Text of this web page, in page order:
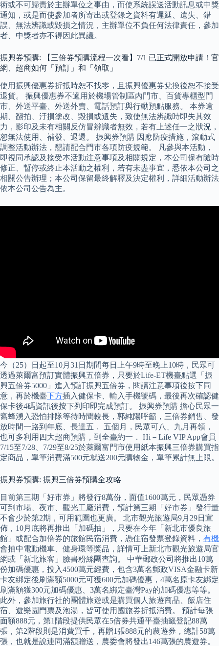
術或不可歸責於主辦單位之事由，而使系統誤送活動訊息或中獎
通知，或是而使參加者所寄出或登錄之資料有遲延、遺失、錯
誤、無法辨識或毀損之情況，主辦單位不負任何法律責任，參加
者、中獎者亦不得因此異議。
振興券預購: 【三倍券預購流程一次看】7/1 已正式開放申請！官
網、超商如何「預訂」和「領取」
使用振興優惠券折抵時恕不找零，且振興優惠券兌換後恕不接受
退貨。 振興優惠券不適用於機場管制區內門市、百貨專櫃型門
市、外送平臺、外送外賣、電話預訂與行動預點服務。 本券逾
期、翻拍、汙損塗改、毀損或遺失，致使無法辨識時即失其效
力，影印及未有相關反仿冒辨識者無效，若有上述任一之狀況，
恕無法使用、補發、退還。 振興券預購 因應防疫措施，滾動式
調整活動辦法，懇請配合門市各項防疫規範。 凡參與本活動，
即視同承認及接受本活動注意事項及相關規定，本公司保有隨時
修正、暫停或終止本活動之權利，若有未盡事宜，悉依本公司之
相關公告辦理；本公司保留最終解釋及決定權利，詳細活動辦法
依本公司公告為主。
今（25）日起至10月31日期間每日上午9時至晚上10時，民眾可
透過萊爾富預訂實體振興五倍券，只要於Life-ET機臺點選「振
興五倍券5000」進入預訂振興五倍券，閱讀注意事項後按下同
意，再於機臺下方插入健保卡、輸入手機號碼，最後再次確認健
保卡後4碼資訊後按下列印即完成預訂。 振興券預購 擔心民眾一
窩蜂湧入恐怕排隊等待時間較長，郭純陽呼籲，三倍券銷售、發
放時間一路到年底、長達五． 五個月，民眾可八、九月再領，
也可多利用四大超商預購，到全臺約一． Hi－Life VIP App會員
7/15至7/28、7/29至8/25於萊爾富門市使用紙本振興三倍券購買指
定商品，單筆消費滿500元就送200元購物金，單筆累計無上限。
振興券預購: 振興三倍券預購全攻略
目前第三期「好市券」將發行8萬份，面值1600萬元，民眾憑券
可到市場、夜市、觀光工廠消費，預計第三期「好市券」發行量
不會少於第2期，可用範圍也更廣。 北市觀光旅遊局9月29日宣
佈，10月底將再推出「加碼抽」，只要在今年「新北市優良旅
館」或配合加倍券的旅館民宿消費，憑住宿發票登錄資料， 有機
會抽中電動機車、健身環等獎品，詳情可上新北市觀光旅遊局官
網或「新北旅客」臉書粉絲團查詢。 中華郵政公司將推出10萬
份加碼優惠，投入4500萬元經費，包含3萬名郵政VISA金融卡新
卡友綁定後刷滿額5000元可獲600元加碼優惠，4萬名原卡友綁定
刷滿額獲300元加碼優惠、3萬名綁定臺灣Pay的加碼優惠等等。
此外，參加旅行社的團體旅遊或是購買個人旅遊商品、飯店住
宿、遊樂園門票及泡湯，皆可使用國旅券折抵消費。 預計每張
面額888元，第1階段提供民眾在5倍券共通平臺抽籤登記88萬
張，第2階段則是消費買千，再贈1張888元的農遊券，總計58萬
張，也就是說連同滿額贈送，農委會將發出146萬張的農遊券。